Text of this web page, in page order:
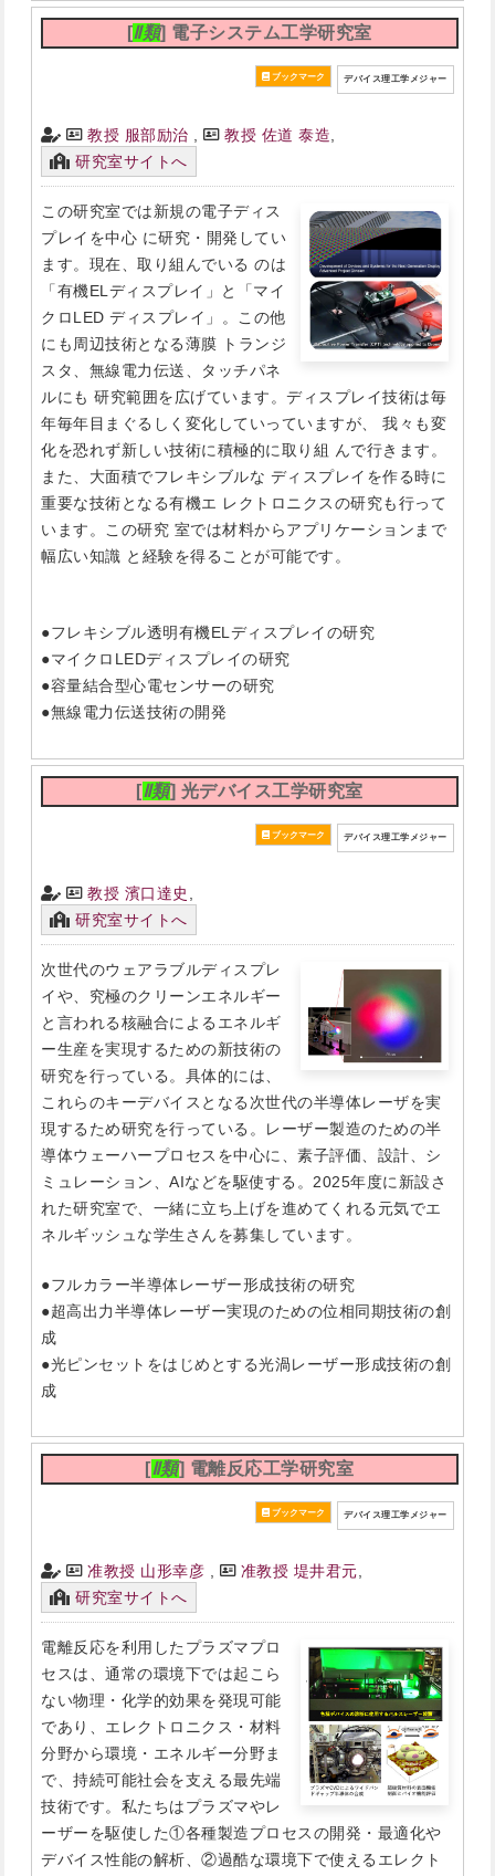
[Ⅱ類] 電子システム工学研究室
デバイス理工学メジャー
教授 服部励治 , 教授 佐道 泰造
研究室サイトへ
この研究室では新規の電子ディス
プレイを中心 に研究・開発してい
ます。現在、取り組んでいる のは
「有機ELディスプレイ」と「マイ
クロLED ディスプレイ」。この他
にも周辺技術となる薄膜 トランジ
スタ、無線電力伝送、タッチパネ
ルにも 研究範囲を広げています。ディスプレイ技術は毎
年毎年目まぐるしく変化していっていますが、 我々も変
化を恐れず新しい技術に積極的に取り組 んで行きます。
また、大面積でフレキシブルな ディスプレイを作る時に
重要な技術となる有機エ レクトロニクスの研究も行って
います。この研究 室では材料からアプリケーションまで
幅広い知識 と経験を得ることが可能です。
●フレキシブル透明有機ELディスプレイの研究
●マイクロLEDディスプレイの研究
●容量結合型心電センサーの研究
●無線電力伝送技術の開発
[Ⅱ類] 光デバイス工学研究室
デバイス理工学メジャー
教授 濱口達史
研究室サイトへ
次世代のウェアラブルディスプレ
イや、究極のクリーンエネルギー
と言われる核融合によるエネルギ
ー生産を実現するための新技術の
研究を行っている。具体的には、
これらのキーデバイスとなる次世代の半導体レーザを実
現するため研究を行っている。レーザー製造のための半
導体ウェーハープロセスを中心に、素子評価、設計、シ
ミュレーション、AIなどを駆使する。2025年度に新設さ
れた研究室で、一緒に立ち上げを進めてくれる元気でエ
ネルギッシュな学生さんを募集しています。
●フルカラー半導体レーザー形成技術の研究
●超高出力半導体レーザー実現のための位相同期技術の創
成
●光ピンセットをはじめとする光渦レーザー形成技術の創
成
[Ⅱ類] 電離反応工学研究室
デバイス理工学メジャー
准教授 山形幸彦 , 准教授 堤井君元,
研究室サイトへ
電離反応を利用したプラズマプロ
セスは、通常の環境下では起こら
ない物理・化学的効果を発現可能
であり、エレクトロニクス・材料
分野から環境・エネルギー分野ま
で、持続可能社会を支える最先端
技術です。私たちはプラズマやレ
ーザーを駆使した①各種製造プロセスの開発・最適化や
デバイス性能の解析、②過酷な環境下で使えるエレクト